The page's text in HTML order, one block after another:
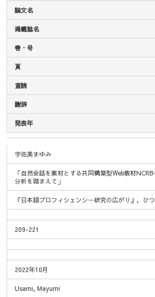
論文名
掲載誌名
巻・号
頁
査読
謝辞
発表年
宇佐美まゆみ
「自然会話を素材とする共同構築型Web教材
分析を踏まえて」
『日本語プロフィシェンシー研究の広がり』，ひ
209-221
2022年10月
Usami, Mayumi